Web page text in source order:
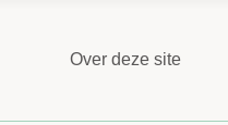
Over deze site